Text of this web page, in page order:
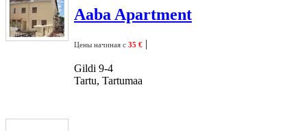
Aaba Apartment
Цены начиная с 35 € |
Gildi 9-4
Tartu, Tartumaa